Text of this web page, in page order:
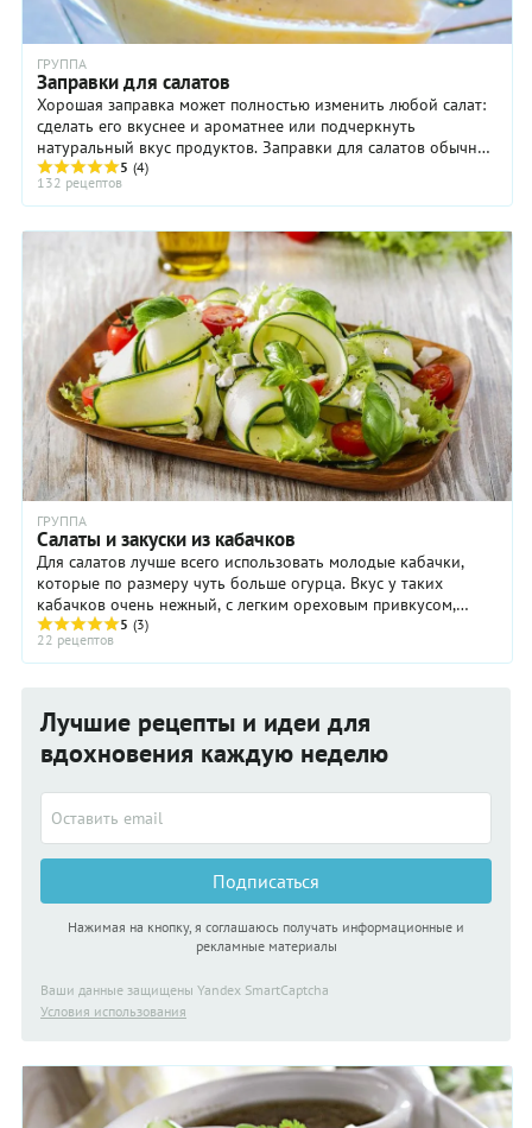
ГРУППА
Заправки для салатов
Хорошая заправка может полностью изменить любой салат:
сделать его вкуснее и ароматнее или подчеркнуть
натуральный вкус продуктов. Заправки для салатов обычно
готовят на основе растительного масла, ...
5 (4)
132 рецептов
ГРУППА
Салаты и закуски из кабачков
Для салатов лучше всего использовать молодые кабачки,
которые по размеру чуть больше огурца. Вкус у таких
кабачков очень нежный, с легким ореховым привкусом,
семечки очень мелкие, а кожица настолько ...
5 (3)
22 рецептов
Лучшие рецепты и идеи для
вдохновения каждую неделю
Подписаться
Нажимая на кнопку, я соглашаюсь получать информационные и
рекламные материалы
Ваши данные защищены Yandex SmartCaptcha
Условия использования